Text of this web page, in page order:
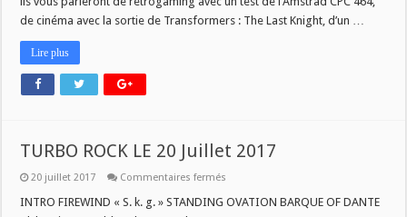
de cinéma avec la sortie de Transformers : The Last Knight, d’un …
Lire plus
TURBO ROCK LE 20 Juillet 2017
20 juillet 2017 Commentaires fermés
ROCK
INTRO FIREWIND « S. k. g. » STANDING OVATION BARQUE OF DANTE